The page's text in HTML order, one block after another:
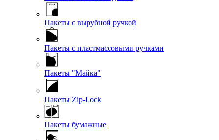
Пакеты с вырубной ручкой
Пакеты с пластмассовыми ручками
Пакеты "Майка"
Пакеты Zip-Lock
Пакеты бумажные